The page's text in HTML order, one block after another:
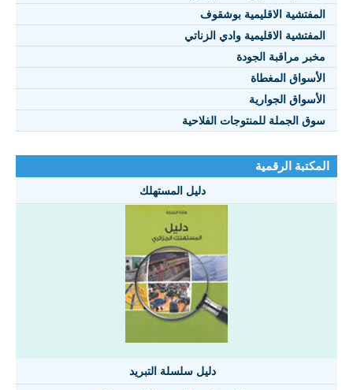
المفتشية الاقليمية بوشقوف
المفتشية الاقليمية وادي الزناتي
مخبر مراقبة الجودة
الأسواق المغطاة
الأسواق الجوارية
سوق الجملة للمنتوجات الفلاحية
المكتبة الرقمية
دليل المستهلك
دليل سلسلة التبريد